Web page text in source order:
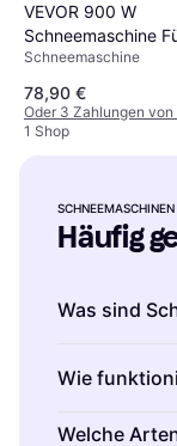
VEVOR 900 W
Schneemaschine
Und Außenbereich
Schneemaschine
78,90 €
Oder 3 Zahlungen
1 Shop
SCHNEEMASCHINEN
Häufig
Was sind
Schnee
Partys und
Wie
Welche